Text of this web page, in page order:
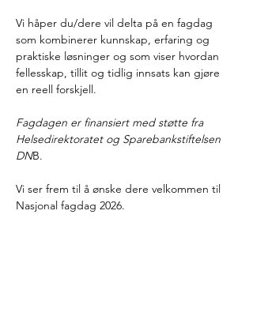
Vi håper du/dere vil delta på en fagdag
som kombinerer kunnskap, erfaring og
praktiske løsninger og som viser hvordan
fellesskap, tillit og tidlig innsats kan gjøre
en reell forskjell.
Fagdagen er finansiert med støtte fra
Helsedirektoratet og Sparebankstiftelsen
DNB.
Vi ser frem til å ønske dere velkommen til
Nasjonal fagdag 2026.